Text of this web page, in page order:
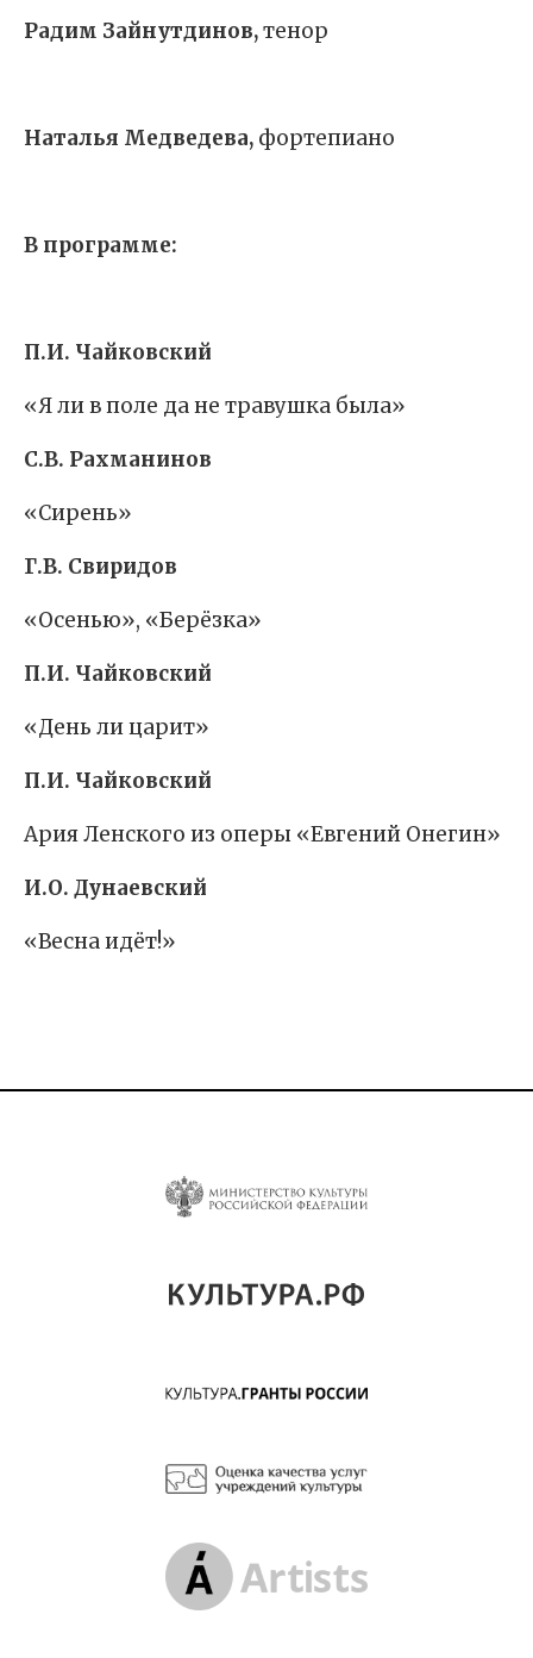
Радим Зайнутдинов,тенор
Наталья Медведева, фортепиано
В программе:
П.И. Чайковский
«Я ли в поле да не травушка была»
С.В. Рахманинов
«Сирень»
Г.В. Свиридов
«Осенью», «Берёзка»
П.И. Чайковский
«День ли царит»
П.И. Чайковский
Ария Ленского из оперы «Евгений Онегин»
И.О. Дунаевский
«Весна идёт!»